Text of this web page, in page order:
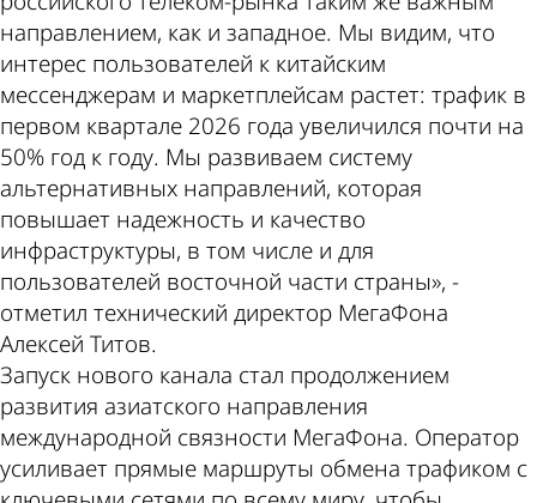
направлением, как и западное. Мы видим, что
интерес пользователей к китайским
мессенджерам и маркетплейсам растет: трафик в
первом квартале 2026 года увеличился почти на
50% год к году. Мы развиваем систему
альтернативных направлений, которая
повышает надежность и качество
инфраструктуры, в том числе и для
пользователей восточной части страны», -
отметил технический директор МегаФона
Алексей Титов.
Запуск нового канала стал продолжением
развития азиатского направления
международной связности МегаФона. Оператор
усиливает прямые маршруты обмена трафиком с